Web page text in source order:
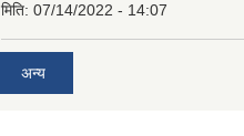
मिति: 07/14/2022 - 14:07
अन्य